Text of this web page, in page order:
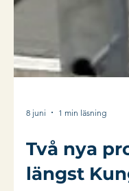
8 juni 1 min läsning
Två nya